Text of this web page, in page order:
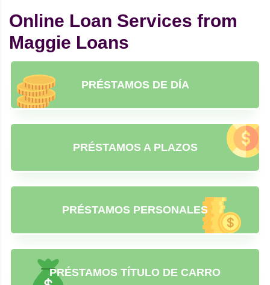
Online Loan Services from
Maggie Loans
PRÉSTAMOS DE DÍA
PRÉSTAMOS A PLAZOS
PRÉSTAMOS PERSONALES
PRÉSTAMOS TÍTULO DE CARRO